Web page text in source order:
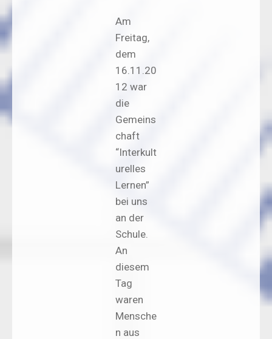
Am
Freitag,
dem
16.11.20
12 war
die
Gemeins
chaft
“Interkult
urelles
Lernen”
bei uns
an der
Schule.
An
diesem
Tag
waren
Mensche
n aus